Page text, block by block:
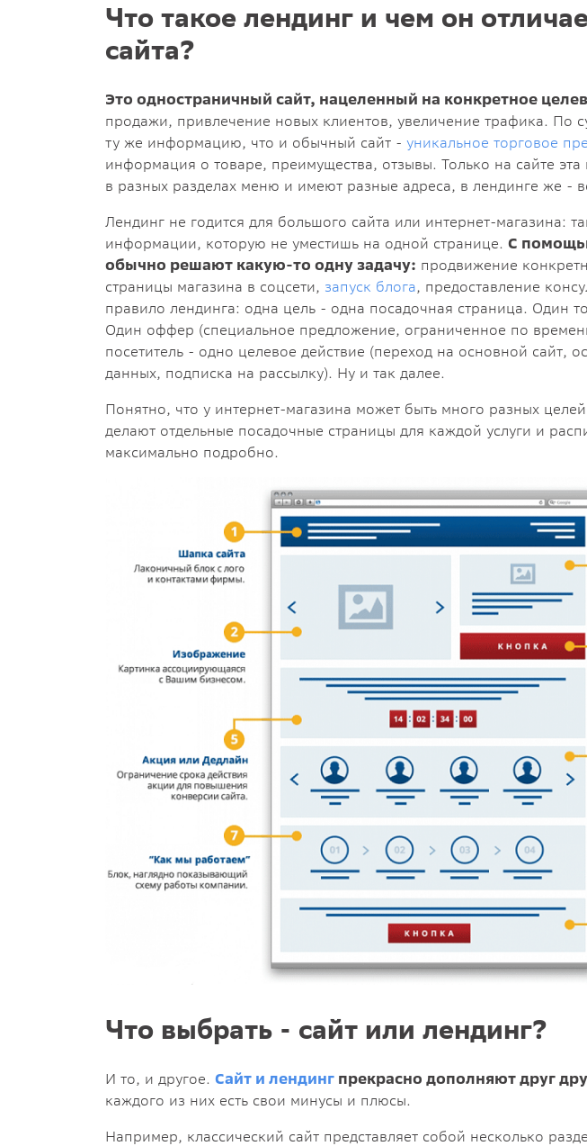
Что такое лендинг и чем он
сайта?
Это одностраничный сайт, нацеленный на конкретное
продажи, привлечение новых клиентов, увеличение трафика. По
ту же информацию, что и обычный сайт - уникальное торговое
информация о товаре, преимущества, отзывы. Только на сайте
в разных разделах меню и имеют разные адреса, в лендинге же -
Лендинг не годится для большого сайта или интернет-магазина:
информации, которую не уместишь на одной странице. С
обычно решают какую-то одну задачу: продвижение
страницы магазина в соцсети, запуск блога, предоставление
правило лендинга: одна цель - одна посадочная страница. Один
Один оффер (специальное предложение, ограниченное по
посетитель - одно целевое действие (переход на основной сайт,
данных, подписка на рассылку). Ну и так далее.
Понятно, что у интернет-магазина может быть много разных
делают отдельные посадочные страницы для каждой услуги и
максимально подробно.
Что выбрать - сайт или лендинг?
И то, и другое. Сайт и лендинг прекрасно дополняют друг
каждого из них есть свои минусы и плюсы.
Например, классический сайт представляет собой несколько